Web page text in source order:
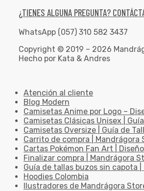
¿TIENES ALGUNA PREGUNTA?
WhatsApp (057) 310 582 3437
Copyright © 2019 – 2026
Hecho por Kata & Andres
Atención al cliente
Blog Modern
Camisetas Anime por Logo –
Camisetas Clásicas Unisex |
Camisetas Oversize | Guía de
Carrito de compra | Mandrágora
Cartas Pokémon Fan Art |
Finalizar compra | Mandrágora
Guía de tallas buzos sin capota
Hoodies Colombia
Ilustradores de Mandrágora